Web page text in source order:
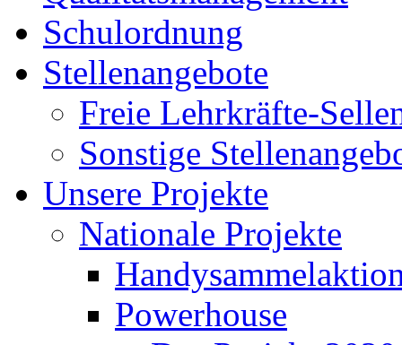
Schulordnung
Stellenangebote
Freie Lehrkräfte-
Sonstige
Unsere Projekte
Nationale Projekte
Powerhouse